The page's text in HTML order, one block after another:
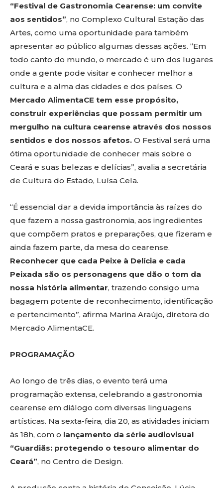
“Festival de Gastronomia Cearense: um convite
aos sentidos”, no Complexo Cultural Estação das
Artes, como uma oportunidade para também
apresentar ao público algumas dessas ações. “Em
todo canto do mundo, o mercado é um dos lugares
onde a gente pode visitar e conhecer melhor a
cultura e a alma das cidades e dos países. O
Mercado AlimentaCE tem esse propósito,
construir experiências que possam permitir um
mergulho na cultura cearense através dos nossos
sentidos e dos nossos afetos. O Festival será uma
ótima oportunidade de conhecer mais sobre o
Ceará e suas belezas e delícias”, avalia a secretária
de Cultura do Estado, Luísa Cela.
“É essencial dar a devida importância às raízes do
que fazem a nossa gastronomia, aos ingredientes
que compõem pratos e preparações, que fizeram e
ainda fazem parte, da mesa do cearense.
Reconhecer que cada Peixe à Delícia e cada
Peixada são os personagens que dão o tom da
nossa história alimentar, trazendo consigo uma
bagagem potente de reconhecimento, identificação
e pertencimento”, afirma Marina Araújo, diretora do
Mercado AlimentaCE.
PROGRAMAÇÃO
Ao longo de três dias, o evento terá uma
programação extensa, celebrando a gastronomia
cearense em diálogo com diversas linguagens
artísticas. Na sexta-feira, dia 20, as atividades iniciam
às 18h, com o lançamento da série audiovisual
“Guardiãs: protegendo o tesouro alimentar do
Ceará”, no Centro de Design.